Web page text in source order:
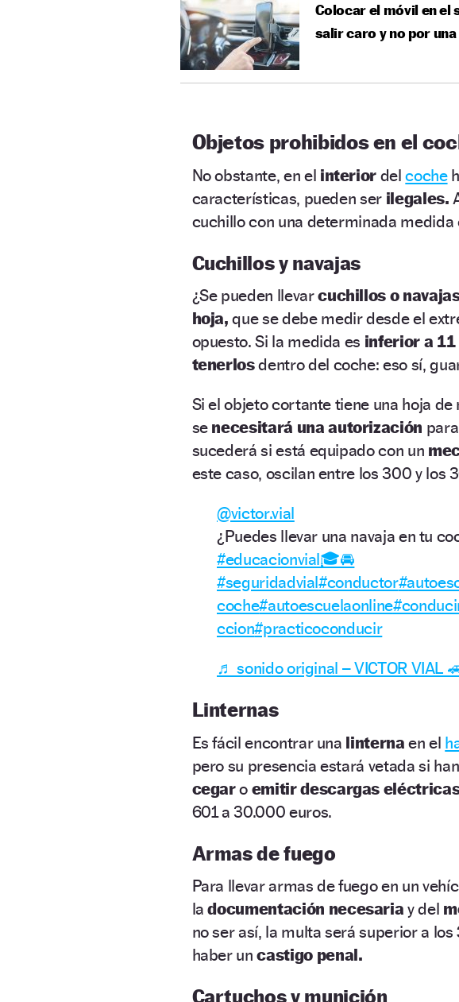
Colocar el móvil en el
salir caro y no por
Objetos prohibidos en el
No obstante, en el interior delcoche
características, pueden ser ilegales.
cuchillo con una determinada
Cuchillos y navajas
¿Se pueden llevarcuchillos o
hoja, que se debe medir desde el
opuesto. Si la medida es inferior a
tenerlosdentro del coche: eso sí,
Si el objeto cortante tiene una hoja
se necesitará una autorización
sucederá si está equipado con un
este caso, oscilan entre los 300 y los
@victor.vial
¿Puedes llevar una navaja en tu
#educacionvial🎓🚘
#seguridadvial#conductor
coche#autoescuelaonline
ccion#practicoconducir
♬ sonido original – VICTOR VIAL
Linternas
Es fácil encontrar una linternaen el
pero su presencia estará vetada si
cegaro emitir descargas
601 a 30.000 euros.
Armas de fuego
Para llevar armas de fuego en un
ladocumentación necesaria y del
no ser así, la multa será superior a los
haber uncastigo penal.
Cartuchos y munición